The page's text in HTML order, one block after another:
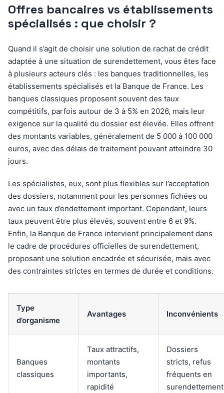
Offres bancaires vs établissements
spécialisés : que choisir ?
Quand il s’agit de choisir une solution de rachat de crédit
adaptée à une situation de surendettement, vous êtes face
à plusieurs acteurs clés : les banques traditionnelles, les
établissements spécialisés et la Banque de France. Les
banques classiques proposent souvent des taux
compétitifs, parfois autour de 3 à 5% en 2026, mais leur
exigence sur la qualité du dossier est élevée. Elles offrent
des montants variables, généralement de 5 000 à 100 000
euros, avec des délais de traitement pouvant atteindre 30
jours.
Les spécialistes, eux, sont plus flexibles sur l’acceptation
des dossiers, notamment pour les personnes fichées ou
avec un taux d’endettement important. Cependant, leurs
taux peuvent être plus élevés, souvent entre 6 et 9%.
Enfin, la Banque de France intervient principalement dans
le cadre de procédures officielles de surendettement,
proposant une solution encadrée et sécurisée, mais avec
des contraintes strictes en termes de durée et conditions.
Type
d’organisme
Avantages Inconvénients
Banques
classiques
Taux attractifs,
montants
importants,
rapidité
Dossiers
stricts, refus
fréquents en
surendettement